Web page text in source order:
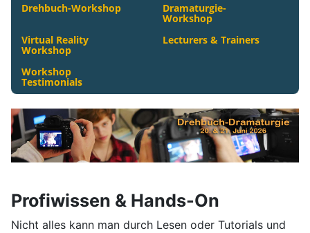
Drehbuch-Workshop
Dramaturgie-
Workshop
Virtual Reality
Workshop
Lecturers & Trainers
Workshop
Testimonials
Profiwissen & Hands-On
Nicht alles kann man durch Lesen oder Tutorials und